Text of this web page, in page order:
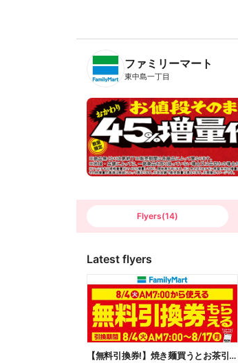
B
n
T
ファミリーマート
東中島一丁目
Flyers(14)
Latest flyers
【無料引換券!】焼き麺買うとお茶引換券貰える!